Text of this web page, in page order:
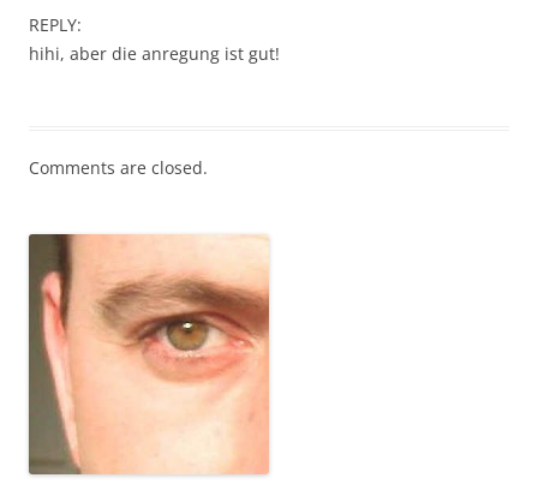
REPLY:
hihi, aber die anregung ist gut!
Comments are closed.